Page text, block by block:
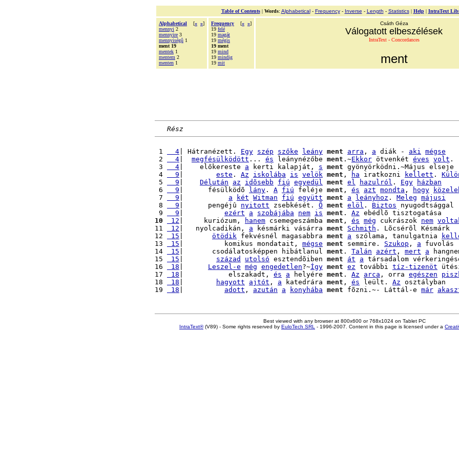
Table of Contents| Words: Alphabetical- Frequency- Inverse - Length - Statistics| Help| IntraText
Alphabetical [« »]
mennyi 2
mennyire 3
mennyiségû 1
ment 19
mentek 1
mentem 2
menten 1
Frequency [« »]
19 felé
19 magát
19 mégis
19 ment
19 mind
19 mindig
19 mit
Csáth Géza
Válogatott elbeszélések
IntraText - Concordances
ment
Rész
1
  4
| Hátranézett. Egy szép szőke leány ment arra , a diák - aki mégse
2
  4
megfésülködött ... és leánynézőbe ment .~Ekkor ötvenkét éves volt .
3
  4
|    előkereste a kerti kalapját, s ment gyönyörködni.~Május elseje
4
  9
este . Az iskolába is velök ment , ha iratkozni kellett .
5
  9
Délután az idõsebb fiú egyedül ment el hazulról . Egy
házban
6
  9
|      fésülködõ lány . A fiú feléje ment , és azt mondta , hogy
7
  9
a két Witman fiú együtt ment a leányhoz . Meleg májusi
8
  9
|      pengéjû nyitott zsebkését. Õ ment elöl . Biztos nyugodtsággal
9
  9
ezért a szobájába nem is ment . Az
10
12 |     kuriózum, hanem csemegeszámba ment , és még cukrászok nem
11
12 |   nyolcadikán, a késmárki vásárra ment Schmith . Lõcsérõl Késmárk
12
15 ötödik fekvésnél magasabbra ment a szólama, tanulgatnia
13
15 |          komikus mondatait, mégse ment semmire. Szukop , a fuvolás
14
15 |       csodálatosképpen hibátlanul ment . Talán azért , mert a
15
15 század utolsó esztendõiben ment át a társadalom
16
18 Leszel-e még engedetlen?~Így ment ez további tíz-tizenöt
17
18 |           elszakadt, és a helyére ment . Az arca , orra egészen
18
18 hagyott ajtót , a katedrára ment , és leült. Az osztályban
19
18 adott , azután a konyhába ment fõzni.~- Láttál-e már
Best viewed with any browser at 800x600 or 768x1024 on Tablet PC
IntraText®(V89) - Some rights reserved by EuloTech SRL - 1996-2007. Content in this page is licensed under a